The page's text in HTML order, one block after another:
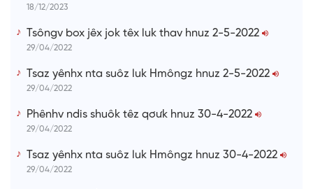
18/12/2023
Tsôngv box jêx jok têx luk thav hnuz 2-5-2022
29/04/2022
Tsaz yênhx nta suôz luk Hmôngz hnuz 2-5-2022
29/04/2022
Phênhv ndis shuôk têz qơưk hnuz 30-4-2022
29/04/2022
Tsaz yênhx nta suôz luk Hmôngz hnuz 30-4-2022
29/04/2022